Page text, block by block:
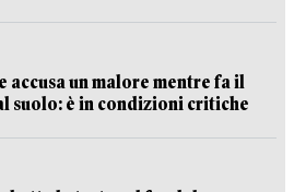
accusa un malore mentre fa il
suolo: è in condizioni critiche